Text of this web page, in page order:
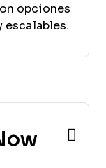
opciones
escalables.